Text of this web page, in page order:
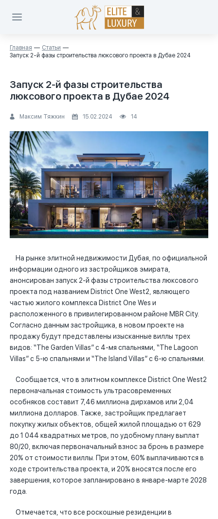
Главная
Статьи
Запуск 2-й фазы строительства люксового проекта в Дубае 2024
Запуск 2-й фазы строительства
люксового проекта в Дубае 2024
Максим Тяжкин 15.02.2024 14
На рынке элитной недвижимости Дубая, по официальной
информации одного из застройщиков эмирата,
анонсирован запуск 2-й фазы строительства люксового
проекта под названием District One West2, являющего
частью жилого комплекса District One Wes и
расположенного в привилегированном районе MBR City.
Согласно данным застройщика, в новом проекте на
продажу будут представлены изысканные виллы трех
видов: “The Garden Villas” с 4-мя спальнями, “The Lagoon
Villas” с 5-ю спальнями и “The Island Villas” с 6-ю спальнями.
Сообщается, что в элитном комплексе District One West2
первоначальная стоимость ультрасовременных
особняков составит 7,46 миллиона дирхамов или 2,04
миллиона долларов. Также, застройщик предлагает
покупку жилых объектов, общей жилой площадью от 629
до 1 044 квадратных метров, по удобному плану выплат
80/20, включая первоначальный взнос за бронь в размере
20% от стоимости виллы. При этом, 60% выплачиваются в
ходе строительства проекта, и 20% вносятся после его
завершения, которое запланировано в январе-марте 2028
года.
Отмечается, что все роскошные резиденции в